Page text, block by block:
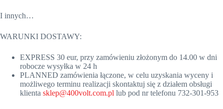
I innych…
WARUNKI DOSTAWY:
EXPRESS 30 eur, przy zamówieniu złożonym do 14.00 w dni
robocze wysyłka w 24 h
PLANNED zamówienia łączone, w celu uzyskania wyceny i
możliwego terminu realizacji skontaktuj się z działem obsługi
klienta sklep@400volt.com.pl lub pod nr telefonu 732-301-953